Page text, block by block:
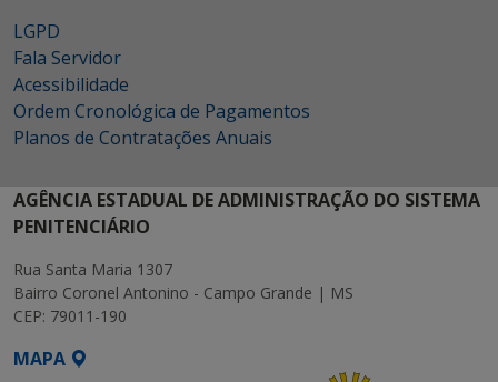
LGPD
Fala Servidor
Acessibilidade
Ordem Cronológica de Pagamentos
Planos de Contratações Anuais
AGÊNCIA ESTADUAL DE ADMINISTRAÇÃO DO SISTEMA
PENITENCIÁRIO
Rua Santa Maria 1307
Bairro Coronel Antonino - Campo Grande | MS
CEP: 79011-190
MAPA